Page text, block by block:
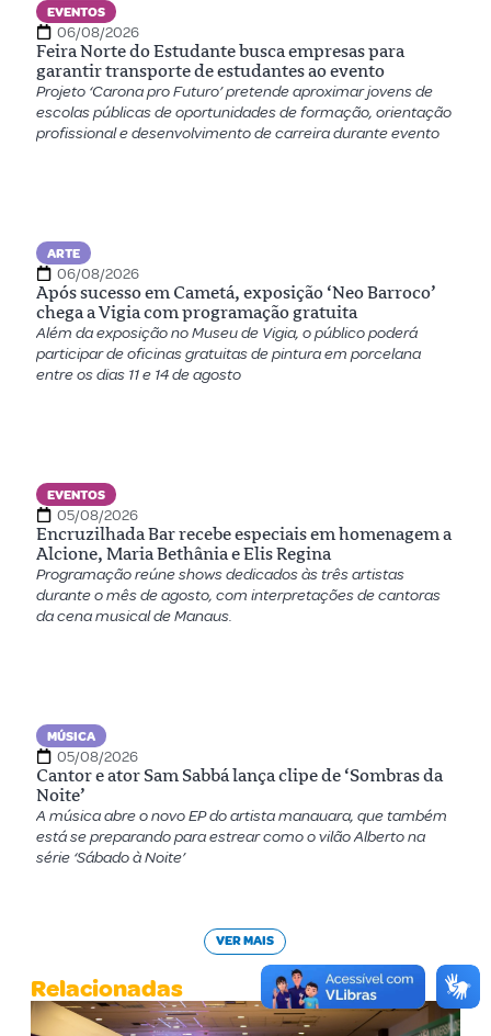
EVENTOS
06/08/2026
Feira Norte do Estudante busca empresas para
garantir transporte de estudantes ao evento
Projeto ‘Carona pro Futuro’ pretende aproximar jovens de
escolas públicas de oportunidades de formação, orientação
profissional e desenvolvimento de carreira durante evento
ARTE
06/08/2026
Após sucesso em Cametá, exposição ‘Neo Barroco’
chega a Vigia com programação gratuita
Além da exposição no Museu de Vigia, o público poderá
participar de oficinas gratuitas de pintura em porcelana
entre os dias 11 e 14 de agosto
EVENTOS
05/08/2026
Encruzilhada Bar recebe especiais em homenagem a
Alcione, Maria Bethânia e Elis Regina
Programação reúne shows dedicados às três artistas
durante o mês de agosto, com interpretações de cantoras
da cena musical de Manaus.
MÚSICA
05/08/2026
Cantor e ator Sam Sabbá lança clipe de ‘Sombras da
Noite’
A música abre o novo EP do artista manauara, que também
está se preparando para estrear como o vilão Alberto na
série ‘Sábado à Noite’
VER MAIS
Relacionadas